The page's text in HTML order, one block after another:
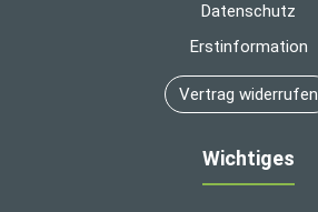
Datenschutz
Erstinformation
Vertrag widerrufen
Wichtiges